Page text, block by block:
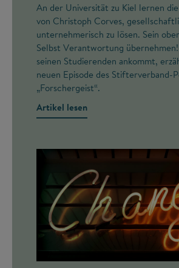
An der Universität zu Kiel lernen
von Christoph Corves,
unternehmerisch zu lösen. Sein
Selbst Verantwortung
seinen Studierenden ankommt,
neuen Episode des Stifterverband-
„Forschergeist“.
Artikel lesen